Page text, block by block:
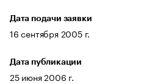
Дата подачи заявки
16 сентября 2005 г.
Дата публикации
25 июня 2006 г.